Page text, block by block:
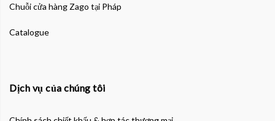
Chuỗi cửa hàng Zago tại Pháp
Catalogue
Dịch vụ của chúng tôi